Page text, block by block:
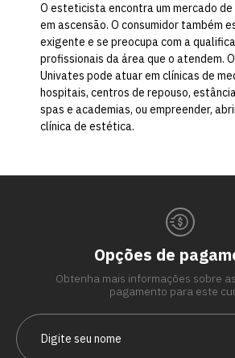
O esteticista encontra um mercado
em ascensão. O consumidor também
exigente e se preocupa com a
profissionais da área que o atendem.
Univates pode atuar em clínicas de
hospitais, centros de repouso,
spas e academias, ou empreender,
clínica de estética.
Opções de
Obtenha mais informações sobre
pagamento para este